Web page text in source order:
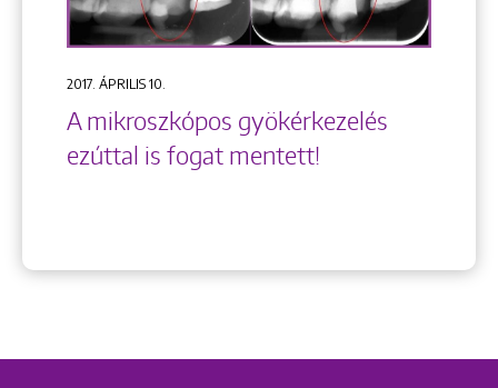
2017. ÁPRILIS 10.
A mikroszkópos gyökérkezelés
ezúttal is fogat mentett!